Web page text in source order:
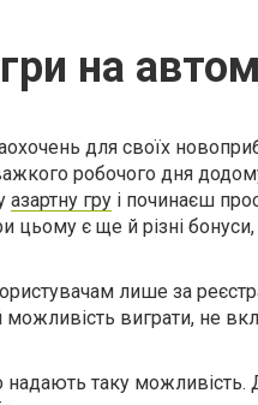
на
для своїх
робочого дня
азартну гру і починаєш
цьому є ще й різні бонуси,
лише за
можливість виграти, не
надають таку можливість.